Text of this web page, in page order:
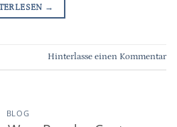
→
Hinterlasse einen Kommentar
BLOG